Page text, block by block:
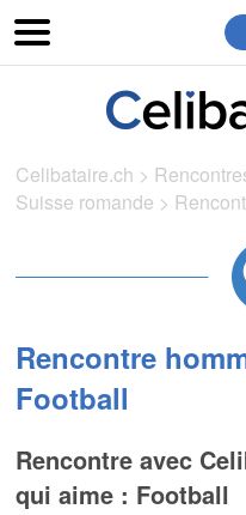
Celibataire.ch >
Suisse romande >
Rencontre
Football
Rencontre avec
qui aime : Football